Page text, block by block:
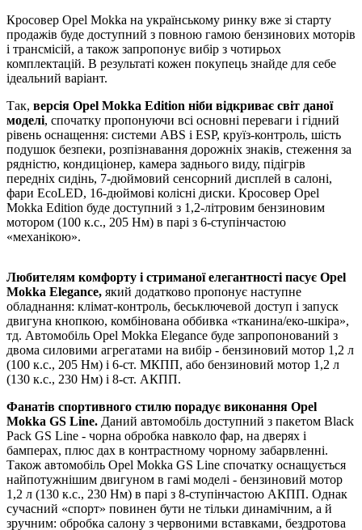
Кросовер Opel Mokka на українському ринку вже зі старту
продажів буде доступний з повною гамою бензинових моторів
і трансмісій, а також запропонує вибір з чотирьох
комплектацій. В результаті кожен покупець знайде для себе
ідеальний варіант.
Так, версія Opel Mokka Edition ніби відкриває світ даної
моделі, спочатку пропонуючи всі основні переваги і гідний
рівень оснащення: системи ABS і ESP, круїз-контроль, шість
подушок безпеки, розпізнавання дорожніх знаків, стеження за
рядністю, кондиціонер, камера заднього виду, підігрів
передніх сидінь, 7-дюймовий сенсорний дисплей в салоні,
фари EcoLED, 16-дюймові колісні диски. Кросовер Opel
Mokka Edition буде доступний з 1,2-літровим бензиновим
мотором (100 к.с., 205 Нм) в парі з 6-ступінчастою
«механікою».
Любителям комфорту і стриманої елегантності пасує Opel
Mokka Elegance, який додатково пропонує наступне
обладнання: клімат-контроль, бесьключевой доступ і запуск
двигуна кнопкою, комбінована оббивка «тканина/еко-шкіра»,
тд. Автомобіль Opel Mokka Elegance буде запропонований з
двома силовими агрегатами на вибір - бензиновий мотор 1,2 л
(100 к.с., 205 Нм) і 6-ст. МКПП, або бензиновий мотор 1,2 л
(130 к.с., 230 Нм) і 8-ст. АКПП.
Фанатів спортивного стилю порадує виконання Opel
Mokka GS Line. Даний автомобіль доступний з пакетом Black
Pack GS Line - чорна обробка навколо фар, на дверях і
бамперах, плюс дах в контрастному чорному забарвленні.
Також автомобіль Opel Mokka GS Line спочатку оснащується
найпотужнішим двигуном в гамі моделі - бензиновий мотор
1,2 л (130 к.с., 230 Нм) в парі з 8-ступінчастою АКПП. Однак
сучасний «спорт» повинен бути не тільки динамічним, а й
зручним: обробка салону з червоними вставками, бездротова